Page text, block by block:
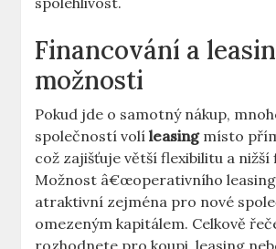
Financování a
možnosti
Pokud jde‌ o samotný nákup,
společností ⁣volíleasingmísto
což zajišťuje​ větší⁢ flexibilitu a ‍nižší
Možnost â€œoperativního
atraktivní zejména pro nové
omezeným kapitálem. Celkově